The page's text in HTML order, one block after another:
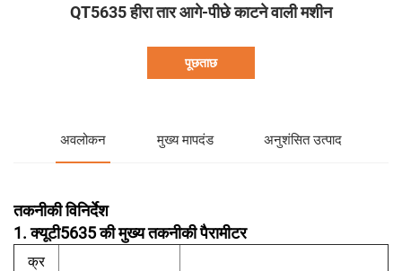
QT5635 हीरा तार आगे-पीछे काटने वाली मशीन
पूछताछ
अवलोकन मुख्य मापदंड अनुशंसित उत्पाद
तकनीकी विनिर्देश
1. क्यूटी5635 की मुख्य तकनीकी पैरामीटर
क्र